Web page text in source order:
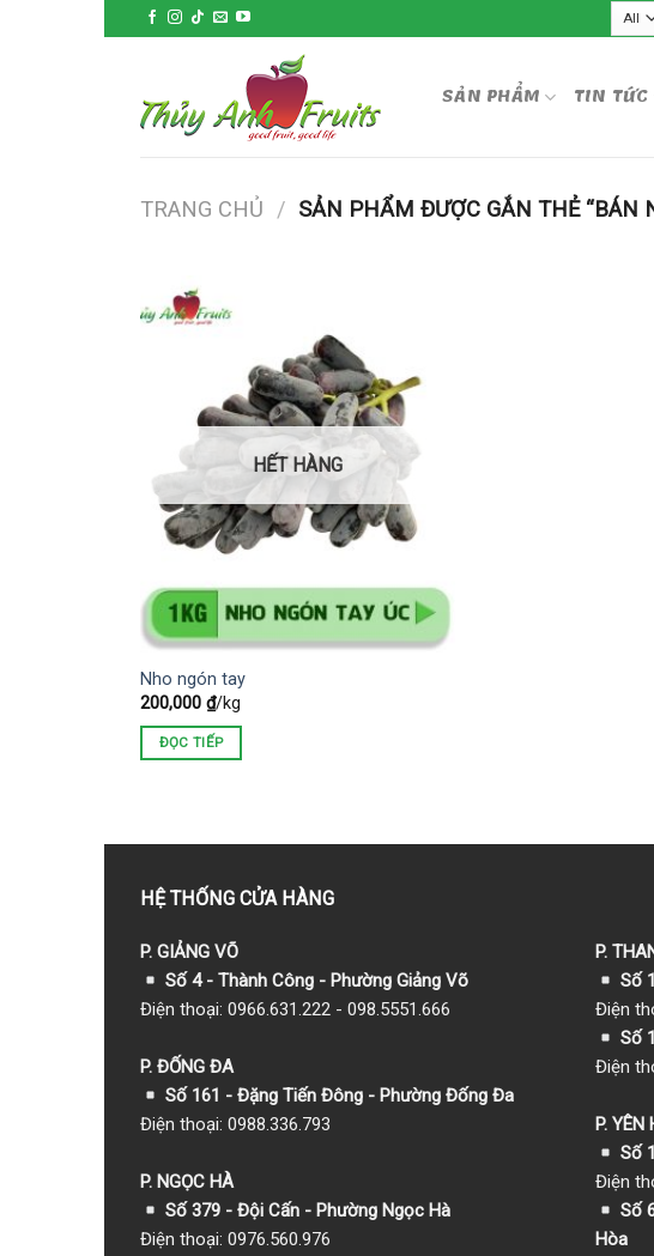
to
SẢN PHẨM TIN TỨC
TRANG CHỦ / SẢN PHẨM ĐƯỢC GẮN THẺ “BÁN
HẾT HÀNG
Nho ngón tay
200,000 ₫/kg
ĐỌC TIẾP
HỆ THỐNG CỬA HÀNG
P. GIẢNG VÕ
Số 4 - Thành Công - Phường Giảng Võ
Điện thoại: 0966.631.222 - 098.5551.666
P. ĐỐNG ĐA
Số 161 - Đặng Tiến Đông - Phường Đống Đa
Điện thoại: 0988.336.793
P. NGỌC HÀ
Số 379 - Đội Cấn - Phường Ngọc Hà
Điện thoại: 0976.560.976
P.
Số
Điện
Số
Điện
P. YÊN
Số
Điện
Số
Hòa